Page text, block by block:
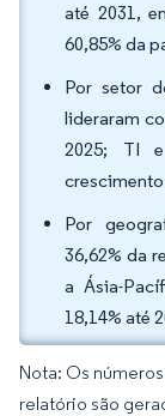
até 2031,
60,85% da
Por setor
lideraram
2025; TI
crescimento
Por
36,62% da
a Ásia-
18,14% até
Nota: Os
relatório são